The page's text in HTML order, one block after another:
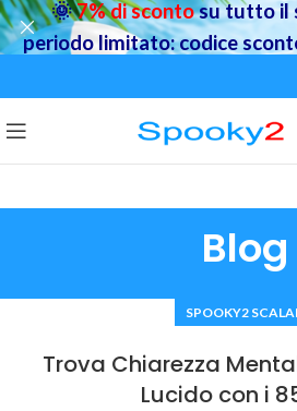
Blog
SPOOKY2
Trova Chiarezza
Lucido con i
🌞7% di scontosu tutto il
periodo limitato: codice